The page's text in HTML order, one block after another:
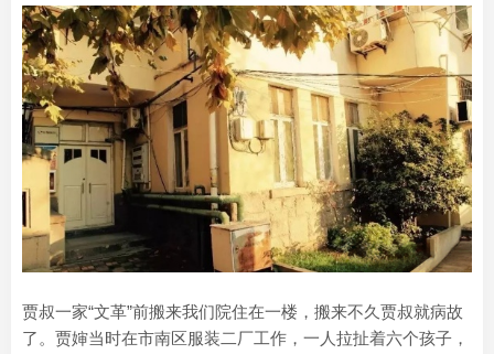
贾叔一家“文革”前搬来我们院住在一楼，搬来不久贾叔就病故
了。贾婶当时在市南区服装二厂工作，一人拉扯着六个孩子，